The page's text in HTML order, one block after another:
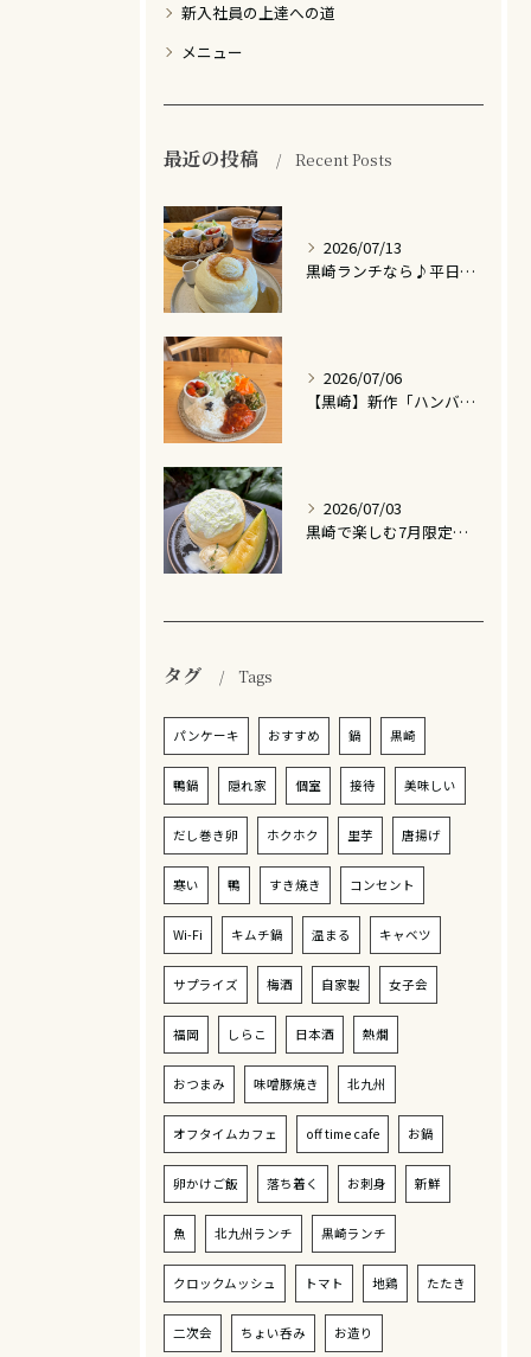
新入社員の上達への道
メニュー
最近の投稿 Recent Posts
2026/07/13
黒崎ランチなら♪平日限定のお得なランチセット
2026/07/06
【黒崎】新作「ハンバーグプレート」が仲間入りしました！！
2026/07/03
黒崎で楽しむ7月限定パンケーキ🍈🧀甘いメロンと濃厚BBQの2種類
タグ Tags
パンケーキ おすすめ 鍋 黒崎
鴨鍋 隠れ家 個室 接待 美味しい
だし巻き卵 ホクホク 里芋 唐揚げ
寒い 鴨 すき焼き コンセント
Wi-Fi キムチ鍋 温まる キャベツ
サプライズ 梅酒 自家製 女子会
福岡 しらこ 日本酒 熱燗
おつまみ 味噌豚焼き 北九州
オフタイムカフェ off time cafe お鍋
卵かけご飯 落ち着く お刺身 新鮮
魚 北九州ランチ 黒崎ランチ
クロックムッシュ トマト 地鶏 たたき
二次会 ちょい呑み お造り